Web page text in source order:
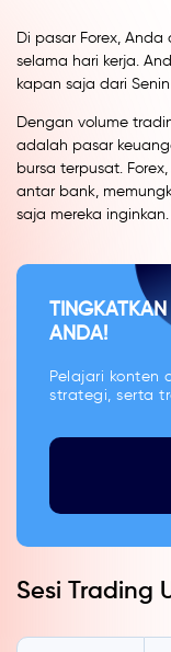
Di pasar Forex,
selama hari kerja.
kapan saja dari
Dengan volume
adalah pasar
bursa terpusat.
antar bank,
saja mereka inginkan.
ANDA!
Pelajari konten
strategi, serta
Sesi Trading